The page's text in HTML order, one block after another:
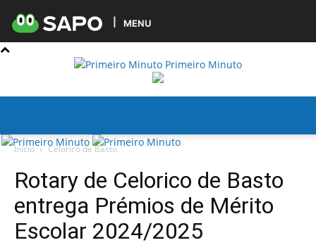
MENU
Primeiro Minuto
Início Celorico de Basto
Rotary de Celorico de Basto
entrega Prémios de Mérito
Escolar 2024/2025